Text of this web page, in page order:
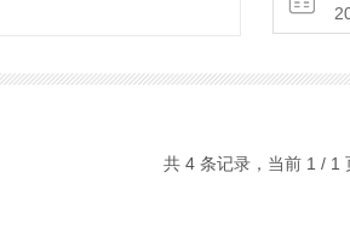
共 4 条记录，当前 1 /